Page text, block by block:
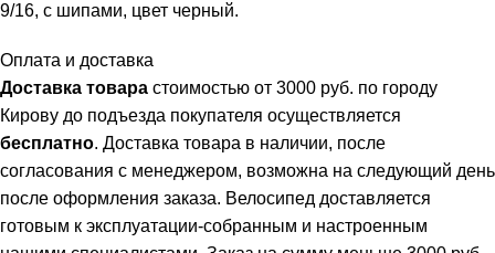
9/16, с шипами, цвет черный.
Оплата и доставка
Доставка товара стоимостью от 3000 руб. по городу
Кирову до подъезда покупателя осуществляется
бесплатно. Доставка товара в наличии, после
согласования с менеджером, возможна на следующий день
после оформления заказа. Велосипед доставляется
готовым к эксплуатации-собранным и настроенным